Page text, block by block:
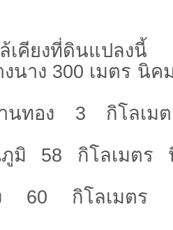
เคียงที่ดินแปลงนี้
นาง 300 เมตร นิ
พานทอง 3 กิโลเ
ภูมิ 58 กิโลเมต
ง 60 กิโลเมตร